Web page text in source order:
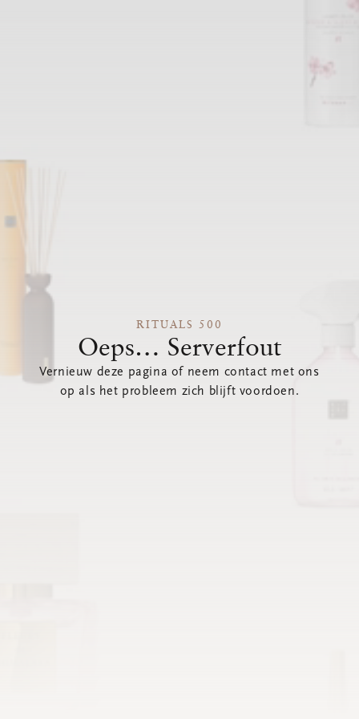
RITUALS 500
Oeps… Serverfout
Vernieuw deze pagina of neem contact met ons
op als het probleem zich blijft voordoen.